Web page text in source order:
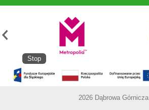
Stop
2026 Dąbrowa Górnicza